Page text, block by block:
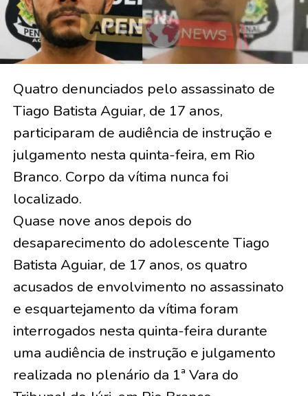
Quatro denunciados pelo assassinato de
Tiago Batista Aguiar, de 17 anos,
participaram de audiência de instrução e
julgamento nesta quinta-feira, em Rio
Branco. Corpo da vítima nunca foi
localizado.
Quase nove anos depois do
desaparecimento do adolescente Tiago
Batista Aguiar, de 17 anos, os quatro
acusados de envolvimento no assassinato
e esquartejamento da vítima foram
interrogados nesta quinta-feira durante
uma audiência de instrução e julgamento
realizada no plenário da 1ª Vara do